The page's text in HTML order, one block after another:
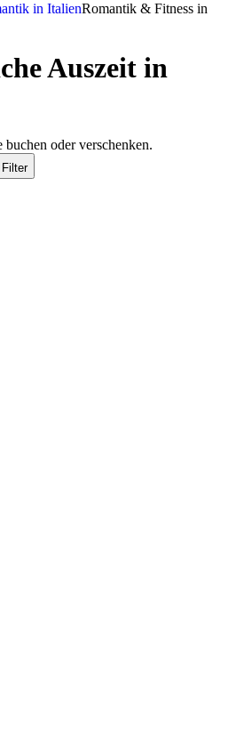
in ItalienRomantik & Fitness in
Auszeit in
oder verschenken.
Filter